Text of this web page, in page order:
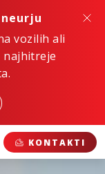
vozilih ali
najhitreje
KONTAKTI